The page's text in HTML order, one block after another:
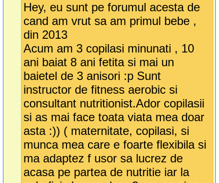
Hey, eu sunt pe forumul acesta de
cand am vrut sa am primul bebe ,
din 2013
Acum am 3 copilasi minunati , 10
ani baiat 8 ani fetita si mai un
baietel de 3 anisori :p Sunt
instructor de fitness aerobic si
consultant nutritionist.Ador copilasii
si as mai face toata viata mea doar
asta :)) ( maternitate, copilasi, si
munca mea care e foarte flexibila si
ma adaptez f usor sa lucrez de
acasa pe partea de nutritie iar la